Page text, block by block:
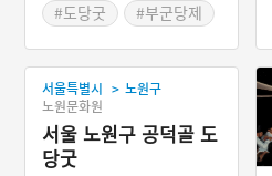
#도당굿
#부군당제
#마포구 마을신앙
서울특별시 > 노원구
노원문화원
서울 노원구 공덕골 도
당굿